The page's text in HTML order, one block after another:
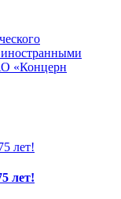
иностранными
«Концерн
лет!